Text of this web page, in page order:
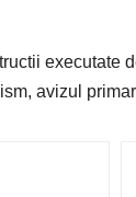
executate
avizul